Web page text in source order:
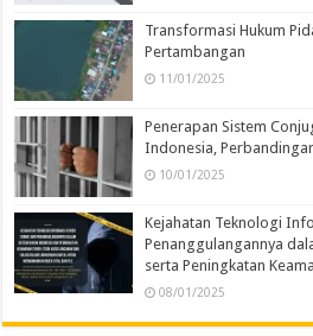
Transformasi Hukum
Pertambangan
11/01/2025
Penerapan Sistem
Indonesia,
10/01/2025
Kejahatan Teknologi
Penanggulangannya
serta Peningkatan
08/01/2025